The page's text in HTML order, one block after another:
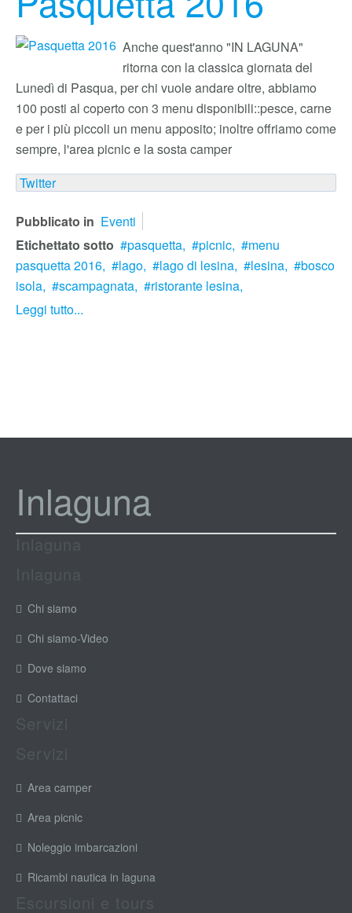
Anche quest'anno "IN LAGUNA"
ritorna con la classica giornata del
Lunedì di Pasqua, per chi vuole andare oltre, abbiamo
100 posti al coperto con 3 menu disponibili::pesce, carne
e per i più piccoli un menu apposito; inoltre offriamo come
sempre, l'area picnic e la sosta camper
Twitter
Pubblicato in Eventi
Etichettato sotto
pasquetta, picnic,
menu
pasquetta 2016,
lago, lago di lesina, lesina,
bosco
isola,
scampagnata,
ristorante lesina,
Leggi tutto...
Inlaguna
Chi siamo
Chi siamo-Video
Dove siamo
Contattaci
Area camper
Area picnic
Noleggio imbarcazioni
Ricambi nautica in laguna